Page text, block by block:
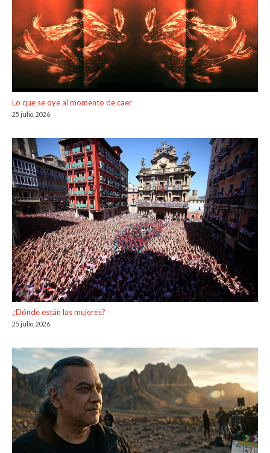
Lo que se oye al momento de caer
25 julio, 2026
¿Dónde están las mujeres?
25 julio, 2026